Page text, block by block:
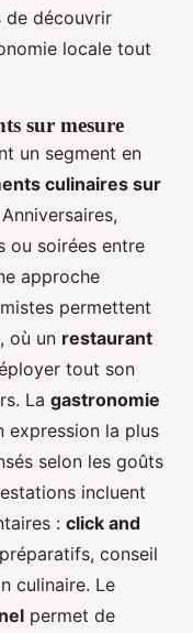
de découvrir
locale tout
sur mesure
un segment en
culinaires sur
ou soirées entre
approche
permettent
où un restaurant
tout son
La gastronomie
expression la plus
selon les goûts
incluent
: click and
conseil
culinaire. Le
permet de